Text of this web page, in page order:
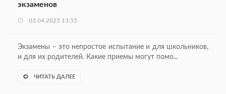
экзаменов
03.04.2025 13:55
Экзамены – это непростое испытание и для школьников,
и для их родителей. Какие при­емы могут помо...
ЧИТАТЬ ДАЛЕЕ